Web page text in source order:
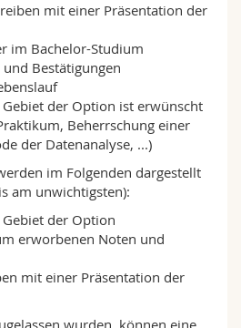
mit einer Präsentation der
im Bachelor-Studium
Bestätigungen
der Option ist erwünscht
Beherrschung einer
der Datenanalyse, ...)
im Folgenden dargestellt
am unwichtigsten):
der Option
erworbenen Noten und
mit einer Präsentation der